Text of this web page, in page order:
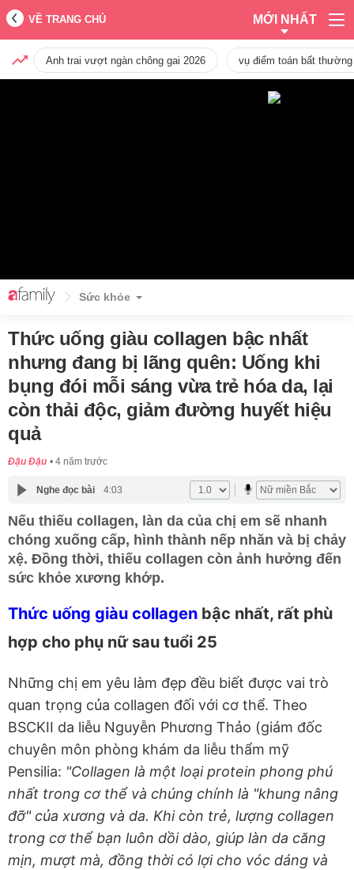
VỀ TRANG CHỦ MỚI NHẤT
Anh trai vượt ngàn chông gai 2026 vụ điểm toán bất
Sức khỏe
Thức uống giàu collagen bậc nhất
nhưng đang bị lãng quên: Uống khi
bụng đói mỗi sáng vừa trẻ hóa da, lại
còn thải độc, giảm đường huyết hiệu
quả
Đậu Đậu 4 năm trước
Nghe đọc bài 4:03
Nếu thiếu collagen, làn da của chị em sẽ nhanh
chóng xuống cấp, hình thành nếp nhăn và bị chảy
xệ. Đồng thời, thiếu collagen còn ảnh hưởng đến
sức khỏe xương khớp.
Thức uống giàu collagen bậc nhất, rất phù
hợp cho phụ nữ sau tuổi 25
Những chị em yêu làm đẹp đều biết được vai trò
quan trọng của collagen đối với cơ thể. Theo
BSCKII da liễu Nguyễn Phương Thảo (giám đốc
chuyên môn phòng khám da liễu thẩm mỹ
Pensilia: "Collagen là một loại protein phong phú
nhất trong cơ thể và chúng chính là "khung nâng
đỡ" của xương và da. Khi còn trẻ, lượng collagen
trong cơ thể bạn luôn dồi dào, giúp làn da căng
mịn, mượt mà, đồng thời có lợi cho vóc dáng và